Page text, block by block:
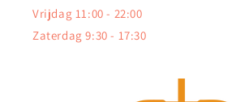
Vrijdag 11:00 - 22:00
Zaterdag 9:30 - 17:30